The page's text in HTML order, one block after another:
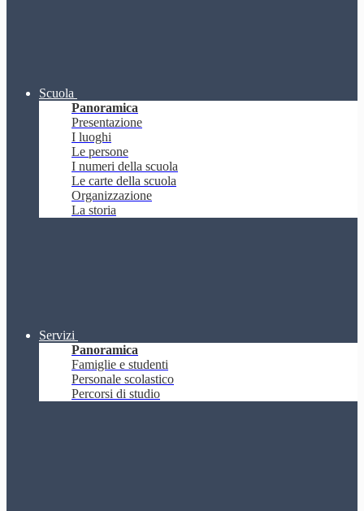
Scuola
Panoramica
Presentazione
I luoghi
Le persone
I numeri della scuola
Le carte della scuola
Organizzazione
La storia
Servizi
Panoramica
Famiglie e studenti
Personale scolastico
Percorsi di studio